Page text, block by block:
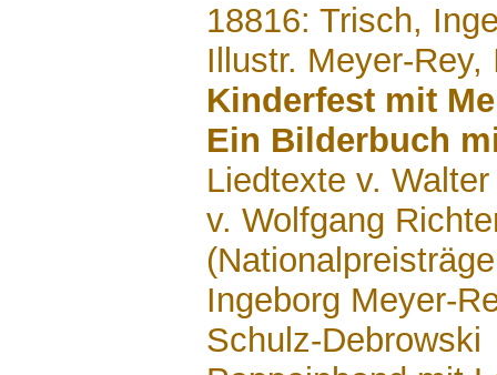
18816: Trisch,
Illustr. Meyer-Rey,
Kinderfest mit
Ein Bilderbuch
Liedtexte v.
v. Wolfgang
Ingeborg Meyer-
Schulz-Debrowski